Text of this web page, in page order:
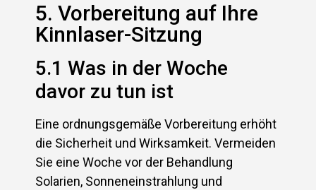
5. Vorbereitung auf Ihre
Kinnlaser-Sitzung
5.1 Was in der Woche
davor zu tun ist
Eine ordnungsgemäße Vorbereitung erhöht
die Sicherheit und Wirksamkeit. Vermeiden
Sie eine Woche vor der Behandlung
Solarien, Sonneneinstrahlung und